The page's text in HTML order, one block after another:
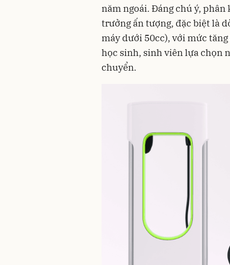
năm ngoái. Đáng chú ý,
trưởng ấn tượng, đặc biệt là
máy dưới 50cc), với mức
học sinh, sinh viên lựa chọn
chuyển.